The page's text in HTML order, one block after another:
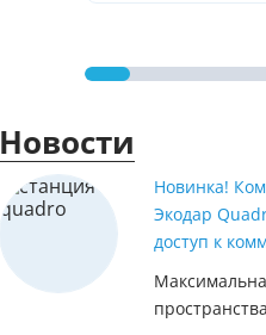
Новости
Новинка!
Экодар
доступ к
пространства